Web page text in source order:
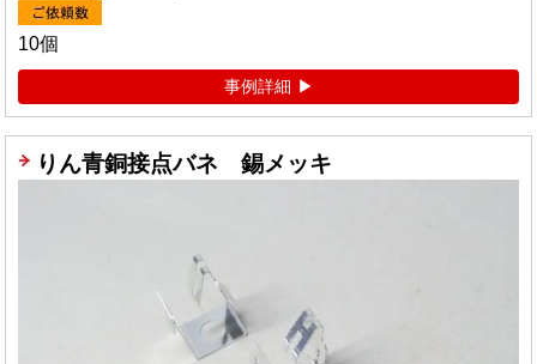
10個
事例詳細
りん青銅接点バネ 錫メッキ